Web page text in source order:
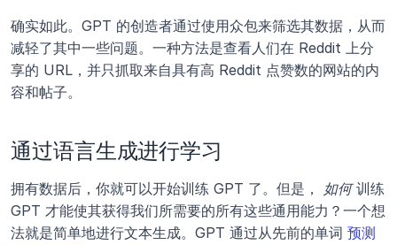
确实如此。GPT 的创造者通过使用众包来筛选其数据，从而
减轻了其中一些问题。一种方法是查看人们在 Reddit 上分
享的 URL，并只抓取来自具有高 Reddit 点赞数的网站的内
容和帖子。
通过语言生成进行学习
拥有数据后，你就可以开始训练 GPT 了。但是， 如何 训练
GPT 才能使其获得我们所需要的所有这些通用能力？一个想
法就是简单地进行文本生成。GPT 通过从先前的单词 预测